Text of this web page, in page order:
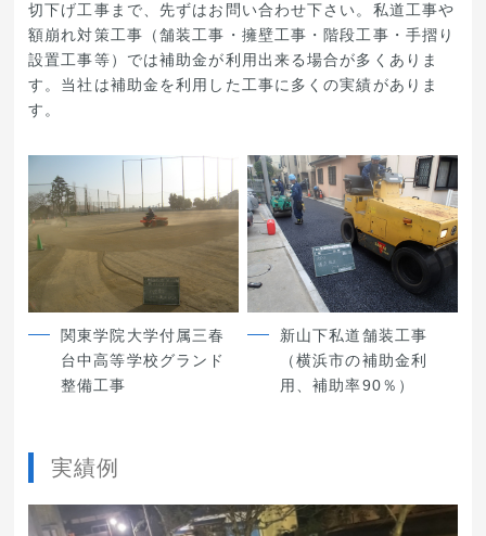
切下げ工事まで、先ずはお問い合わせ下さい。私道工事や
額崩れ対策工事（舗装工事・擁壁工事・階段工事・手摺り
設置工事等）では補助金が利用出来る場合が多くありま
す。当社は補助金を利用した工事に多くの実績がありま
す。
関東学院大学付属三春
台中高等学校グランド
整備工事
新山下私道舗装工事
（横浜市の補助金利
用、補助率90％）
実績例